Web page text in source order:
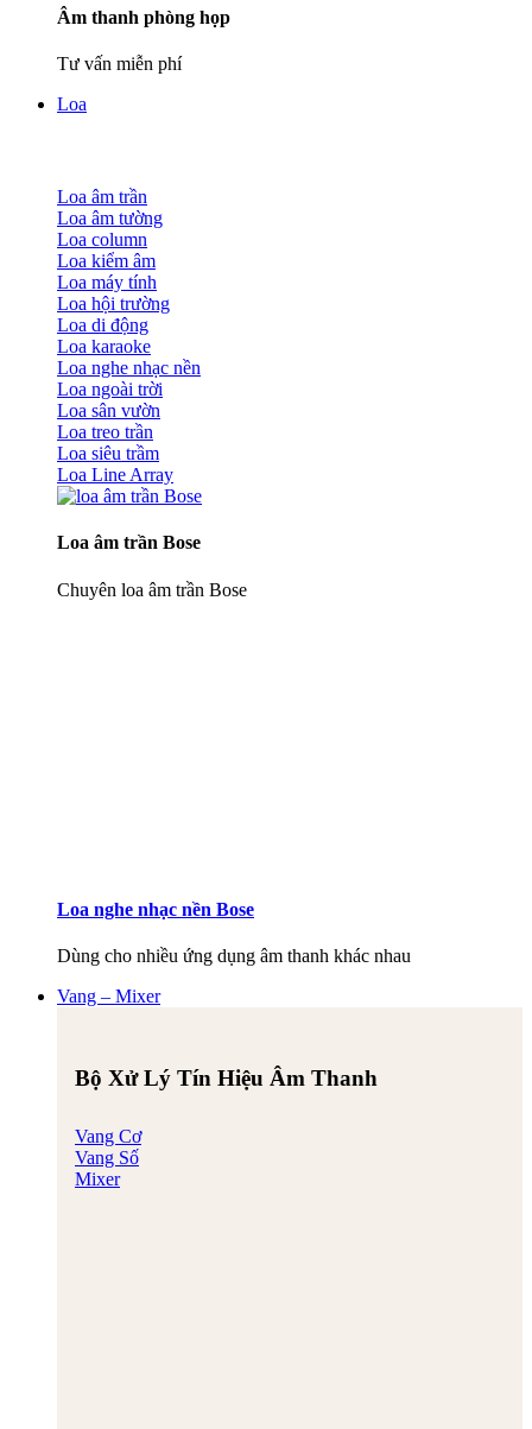
Âm thanh phòng họp
Tư vấn miễn phí
Loa
Loa âm trần
Loa âm tường
Loa column
Loa kiểm âm
Loa máy tính
Loa hội trường
Loa di động
Loa karaoke
Loa nghe nhạc nền
Loa ngoài trời
Loa sân vườn
Loa treo trần
Loa siêu trầm
Loa Line Array
Loa âm trần Bose
Chuyên loa âm trần Bose
Loa nghe nhạc nền Bose
Dùng cho nhiều ứng dụng âm thanh khác nhau
Vang – Mixer
Bộ Xử Lý Tín Hiệu Âm Thanh
Vang Cơ
Vang Số
Mixer